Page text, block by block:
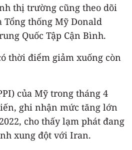
thị trường cũng theo dõi
Tổng thống Mỹ Donald
Quốc Tập Cận Bình.
thời điểm giảm xuống còn
của Mỹ trong tháng 4
ghi nhận mức tăng lớn
cho thấy lạm phát đang
xung đột với Iran.